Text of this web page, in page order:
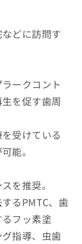
どに訪問す
ークコント
を促す歯周
受けている
能。
を推奨。
るPMTC、歯
フッ素塗
指導、虫歯